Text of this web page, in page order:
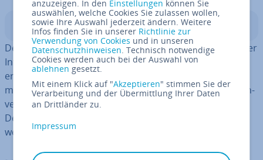
In­halts­ver­zeich­nis
Deep Learning ist ein zentraler Teil moderner künst­li­cher
In­tel­li­genz. Mithilfe mehr­schich­ti­ger neu­ro­na­ler Netze
erkennen Systeme komplexe Muster in großen Da­ten­
men­gen und lösen Aufgaben wie Bil­der­ken­nung, Sprach­
ver­ar­bei­tung oder Code-Ge­ne­rie­rung. Wir erklären, wie
Deep Learning funk­tio­niert, wo es ein­ge­setzt wird und
welche Chancen sowie Grenzen die Tech­no­lo­gie hat.
anzuzeigen. In den Einstellungen können Sie
auswählen, welche Cookies Sie zulassen wollen,
sowie Ihre Auswahl jederzeit ändern. Weitere
Infos finden Sie in unserer Richtlinie zur
Verwendung von Cookies und in unseren
Datenschutzhinweisen. Technisch notwendige
Cookies werden auch bei der Auswahl von
ablehnen gesetzt.
Mit einem Klick auf "Akzeptieren" stimmen Sie der
Verarbeitung und der Übermittlung Ihrer Daten
an Drittländer zu.
Impressum